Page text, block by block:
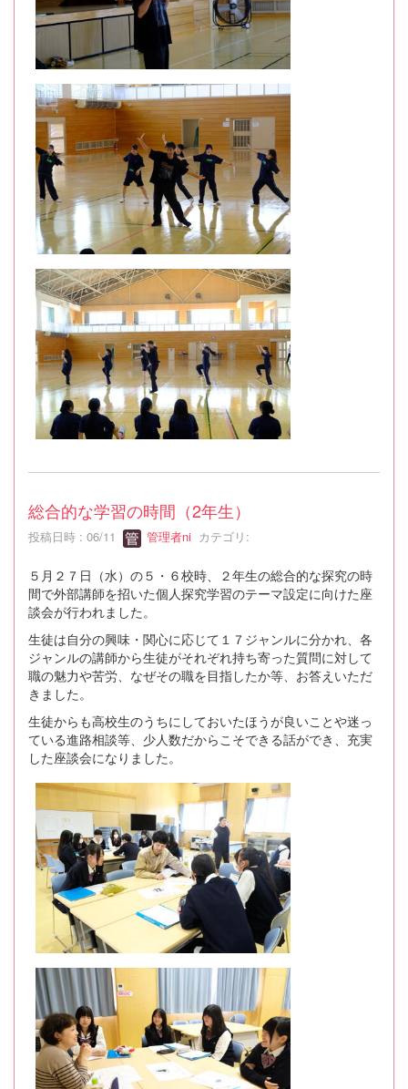
総合的な学習の時間（2年生）
投稿日時 : 06/11 管理者ni カテゴリ:
５月２７日（水）の５・６校時、２年生の総合的な探究の時
間で外部講師を招いた個人探究学習のテーマ設定に向けた座
談会が行われました。
生徒は自分の興味・関心に応じて１７ジャンルに分かれ、各
ジャンルの講師から生徒がそれぞれ持ち寄った質問に対して
職の魅力や苦労、なぜその職を目指したか等、お答えいただ
きました。
生徒からも高校生のうちにしておいたほうが良いことや迷っ
ている進路相談等、少人数だからこそできる話ができ、充実
した座談会になりました。